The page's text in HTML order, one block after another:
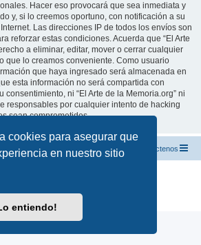
cookies para asegurar que
en nuestro sitio
entiendo!
Hacer eso provocará que sea inmediata y
y, si lo creemos oportuno, con notificación a su
Las direcciones IP de todos los envíos son
reforzar estas condiciones. Acuerda que “El Arte
a eliminar, editar, mover o cerrar cualquier
que lo creamos conveniente. Como usuario
que haya ingresado será almacenada en
esta información no será compartida con
consentimiento, ni “El Arte de la Memoria.org” ni
responsables por cualquier intento de hacking
sean comprometidos.
Índice Contáctenos
Condiciones